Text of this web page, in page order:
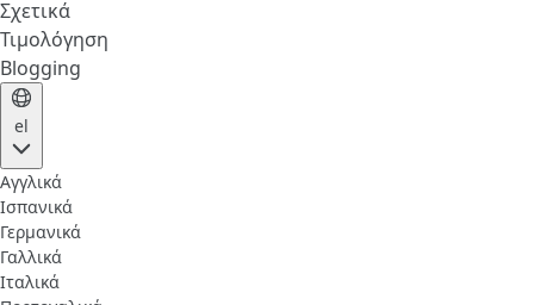
Σχετικά
Τιμολόγηση
Blogging
el
Αγγλικά
Ισπανικά
Γερμανικά
Γαλλικά
Ιταλικά